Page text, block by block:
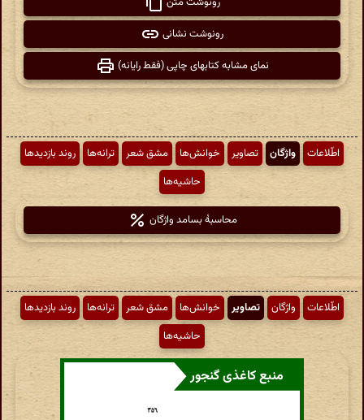
رونوشت نشانی
نمای مشابه کتابهای چاپی (فقط رایانه)
اطّلاعات واژگان تصاویر خوانش‌ها مشق شعر ترانه‌ها
روند بازدیدها
حاشیه‌ها
محاسبهٔ بسامد واژگان
اطّلاعات واژگان تصاویر خوانش‌ها مشق شعر ترانه‌ها
روند بازدیدها
حاشیه‌ها
منبع کاغذی گنجور